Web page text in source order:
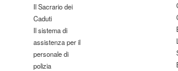
Il Sacrario dei
Caduti
Il sistema di
assistenza per il
personale di
polizia